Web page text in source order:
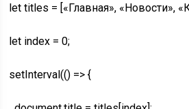
let titles = [«Главная», «Новости»,
let index = 0;
setInterval(() => {